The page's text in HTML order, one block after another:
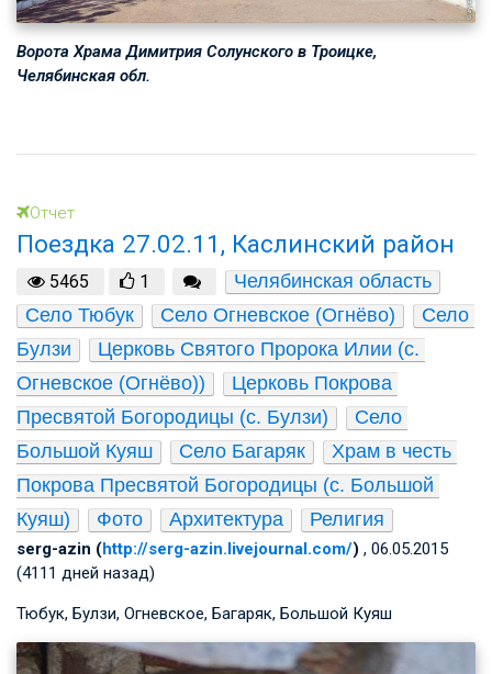
Ворота Храма Димитрия Солунского в Троицке,
Челябинская обл.
Отчет
Поездка 27.02.11, Каслинский район
5465 1
Челябинская область
Село Тюбук
Село Огневское (Огнёво)
Село
Булзи
Церковь Святого Пророка Илии (с.
Огневское (Огнёво))
Церковь Покрова
Пресвятой Богородицы (с. Булзи)
Село
Большой Куяш
Село Багаряк
Храм в честь
Покрова Пресвятой Богородицы (с. Большой
Куяш)
Фото Архитектура Религия
serg-azin (http://serg-azin.livejournal.com/) , 06.05.2015
(4111 дней назад)
Тюбук, Булзи, Огневское, Багаряк, Большой Куяш